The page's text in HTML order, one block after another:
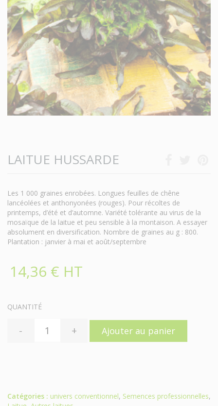
LAITUE HUSSARDE
Les 1 000 graines enrobées. Longues feuilles de chêne
lancéolées et anthonyonées (rouges). Pour récoltes de
printemps, d’été et d’automne. Variété tolérante au virus de la
mosaïque de la laitue et peu sensible à la montaison. A essayer
absolument en diversification. Nombre de graines au g : 800.
Plantation : janvier à mai et août/septembre
14,36 € HT
QUANTITÉ
- + Ajouter au panier
Catégories : univers conventionnel, Semences professionnelles,